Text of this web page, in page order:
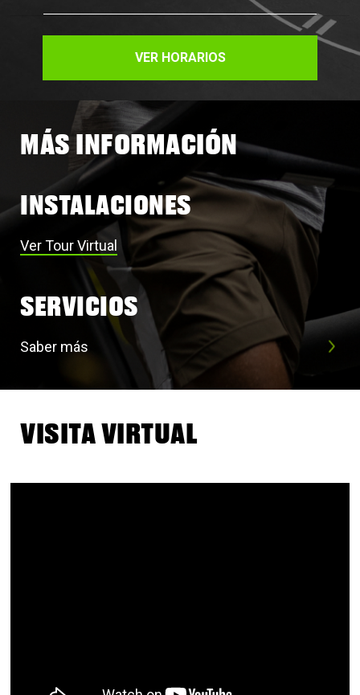
VER HORARIOS
MÁS INFORMACIÓN
INSTALACIONES
Ver Tour Virtual
SERVICIOS
Saber más
VISITA VIRTUAL